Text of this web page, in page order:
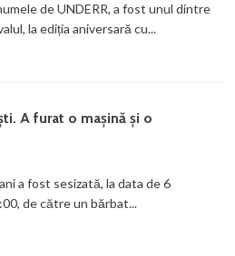
de UNDERR, a fost unul dintre
la ediția aniversară cu...
A furat o mașină și o
a fost sesizată, la data de 6
de către un bărbat...